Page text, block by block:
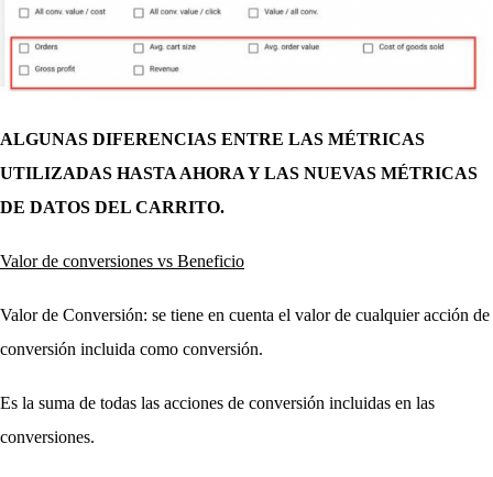
ALGUNAS DIFERENCIAS ENTRE LAS MÉTRICAS
UTILIZADAS HASTA AHORA Y LAS NUEVAS MÉTRICAS
DE DATOS DEL CARRITO.
Valor de conversiones vs Beneficio
Valor de Conversión: se tiene en cuenta el valor de cualquier acción de
conversión incluida como conversión.
Es la suma de todas las acciones de conversión incluidas en las
conversiones.